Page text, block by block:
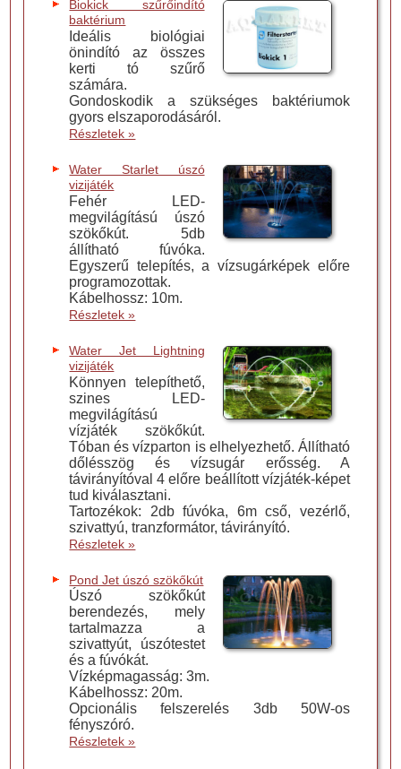
Biokick szűrőindító
baktérium
Ideális biológiai
önindító az összes
kerti tó szűrő
számára.
Gondoskodik a szükséges baktériumok
gyors elszaporodásáról.
Részletek »
Water Starlet úszó
vizijáték
Fehér LED-
megvilágítású úszó
szökőkút. 5db
állítható fúvóka.
Egyszerű telepítés, a vízsugárképek előre
programozottak.
Kábelhossz: 10m.
Részletek »
Water Jet Lightning
vizijáték
Könnyen telepíthető,
szines LED-
megvilágítású
vízjáték szökőkút.
Tóban és vízparton is elhelyezhető. Állítható
dőlésszög és vízsugár erősség. A
távirányítóval 4 előre beállított vízjáték-képet
tud kiválasztani.
Tartozékok: 2db fúvóka, 6m cső, vezérlő,
szivattyú, tranzformátor, távirányító.
Részletek »
Pond Jet úszó szökőkút
Úszó szökőkút
berendezés, mely
tartalmazza a
szivattyút, úszótestet
és a fúvókát.
Vízképmagasság: 3m.
Kábelhossz: 20m.
Opcionális felszerelés 3db 50W-os
fényszóró.
Részletek »